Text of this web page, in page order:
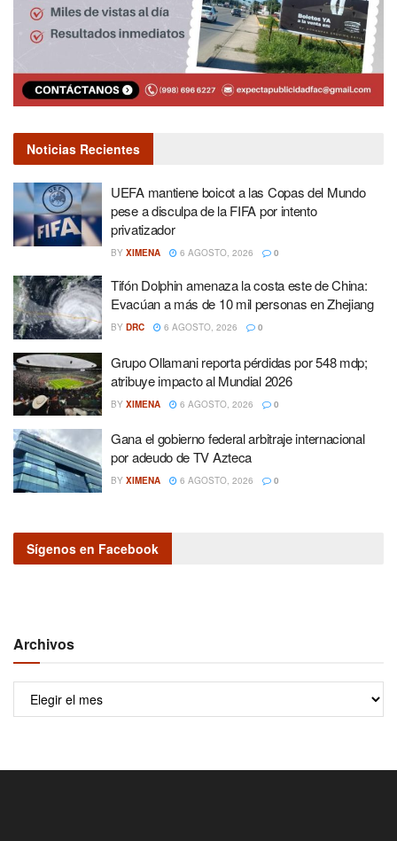
Noticias Recientes
UEFA mantiene boicot a las Copas del Mundo
pese a disculpa de la FIFA por intento
privatizador
BY XIMENA 6 AGOSTO, 2026 0
Tifón Dolphin amenaza la costa este de China:
Evacúan a más de 10 mil personas en Zhejiang
BY DRC 6 AGOSTO, 2026 0
Grupo Ollamani reporta pérdidas por 548 mdp;
atribuye impacto al Mundial 2026
BY XIMENA 6 AGOSTO, 2026 0
Gana el gobierno federal arbitraje internacional
por adeudo de TV Azteca
BY XIMENA 6 AGOSTO, 2026 0
Sígenos en Facebook
Archivos